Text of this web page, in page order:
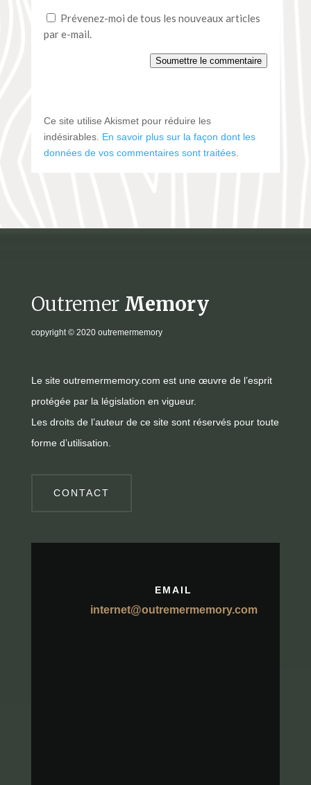
Prévenez-moi de tous les nouveaux articles
par e-mail.
Soumettre le commentaire
Ce site utilise Akismet pour réduire les
indésirables. En savoir plus sur la façon dont les
données de vos commentaires sont traitées.
Outremer Memory
copyright© 2020 outremermemory
Le site outremermemory.com est une œuvre de l’esprit
protégée par la législation en vigueur.
Les droits de l’auteur de ce site sont réservés pour toute
forme d’utilisation.
CONTACT
EMAIL
internet@outremermemory.com